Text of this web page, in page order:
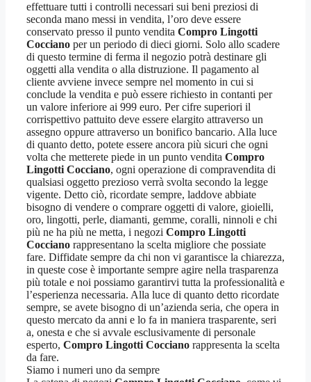
effettuare tutti i controlli necessari sui beni preziosi di
seconda mano messi in vendita, l’oro deve essere
conservato presso il punto vendita Compro Lingotti
Cocciano per un periodo di dieci giorni. Solo allo scadere
di questo termine di ferma il negozio potrà destinare gli
oggetti alla vendita o alla distruzione. Il pagamento al
cliente avviene invece sempre nel momento in cui si
conclude la vendita e può essere richiesto in contanti per
un valore inferiore ai 999 euro. Per cifre superiori il
corrispettivo pattuito deve essere elargito attraverso un
assegno oppure attraverso un bonifico bancario. Alla luce
di quanto detto, potete essere ancora più sicuri che ogni
volta che metterete piede in un punto vendita Compro
Lingotti Cocciano, ogni operazione di compravendita di
qualsiasi oggetto prezioso verrà svolta secondo la legge
vigente. Detto ciò, ricordate sempre, laddove abbiate
bisogno di vendere o comprare oggetti di valore, gioielli,
oro, lingotti, perle, diamanti, gemme, coralli, ninnoli e chi
più ne ha più ne metta, i negozi Compro Lingotti
Cocciano rappresentano la scelta migliore che possiate
fare. Diffidate sempre da chi non vi garantisce la chiarezza,
in queste cose è importante sempre agire nella trasparenza
più totale e noi possiamo garantirvi tutta la professionalità e
l’esperienza necessaria. Alla luce di quanto detto ricordate
sempre, se avete bisogno di un’azienda seria, che opera in
questo mercato da anni e lo fa in maniera trasparente, seri
a, onesta e che si avvale esclusivamente di personale
esperto, Compro Lingotti Cocciano rappresenta la scelta
da fare.
Siamo i numeri uno da sempre